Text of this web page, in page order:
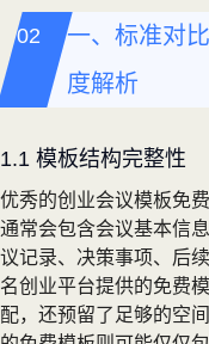
一、标准对
度解析
1.1 模板结构完整性
优秀的创业会议模板免
通常会包含会议基本信
议记录、决策事项、后
名创业平台提供的免费
配，还预留了足够的空